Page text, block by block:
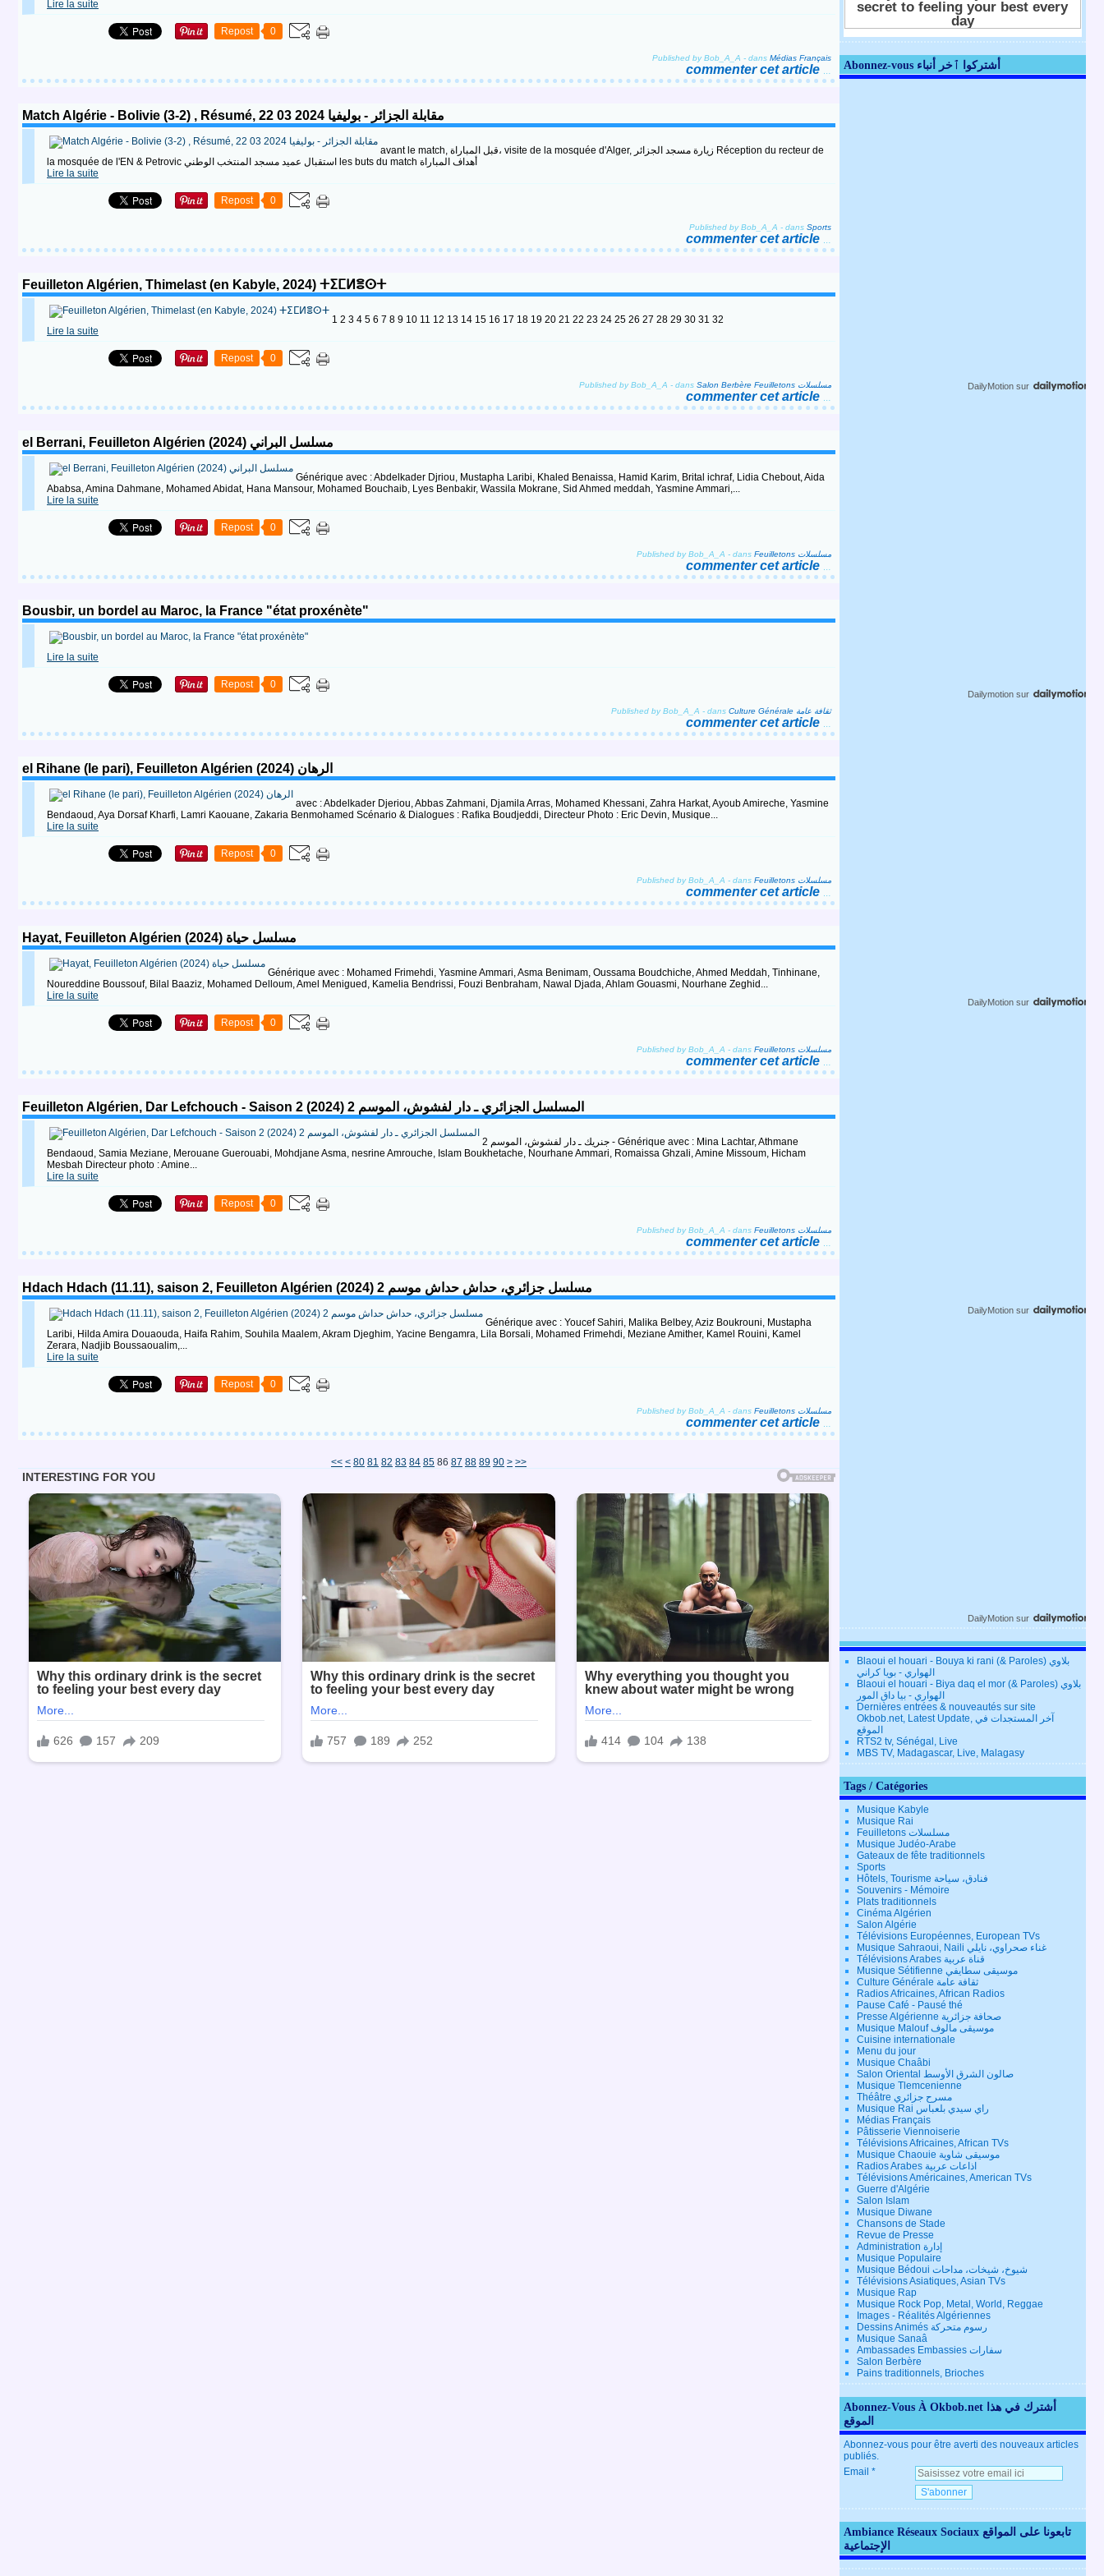
Lire la suite
Repost 0
Published by Bob_A_A - dans Médias Français
commenter cet article
Match Algérie - Bolivie (3-2) , Résumé, 22 03 2024 مقابلة الجزائر - بوليفيا
avant le match, قبل المباراة، visite de la mosquée d'Alger, زيارة مسجد الجزائر Réception du recteur de
la mosquée de l'EN & Petrovic استقبال عميد مسجد المنتخب الوطني les buts du match أهداف المباراة
Lire la suite
Repost 0
Published by Bob_A_A - dans Sports
commenter cet article
Feuilleton Algérien, Thimelast (en Kabyle, 2024) ⵜⵉⵎⵍⴻⵙⵜ
1 2 3 4 5 6 7 8 9 10 11 12 13 14 15 16 17 18 19 20 21 22 23 24 25 26 27 28 29 30 31 32
Lire la suite
Repost 0
Published by Bob_A_A - dans Salon Berbère Feuilletons مسلسلات
commenter cet article
el Berrani, Feuilleton Algérien (2024) مسلسل البراني
Générique avec : Abdelkader Djriou, Mustapha Laribi, Khaled Benaissa, Hamid Karim, Brital ichraf, Lidia Chebout, Aida
Ababsa, Amina Dahmane, Mohamed Abidat, Hana Mansour, Mohamed Bouchaib, Lyes Benbakir, Wassila Mokrane, Sid Ahmed meddah, Yasmine Ammari,...
Lire la suite
Repost 0
Published by Bob_A_A - dans Feuilletons مسلسلات
commenter cet article
Bousbir, un bordel au Maroc, la France "état proxénète"
Lire la suite
Repost 0
Published by Bob_A_A - dans Culture Générale ثقافة عامة
commenter cet article
el Rihane (le pari), Feuilleton Algérien (2024) الرهان
avec : Abdelkader Djeriou, Abbas Zahmani, Djamila Arras, Mohamed Khessani, Zahra Harkat, Ayoub Amireche, Yasmine
Bendaoud, Aya Dorsaf Kharfi, Lamri Kaouane, Zakaria Benmohamed Scénario & Dialogues : Rafika Boudjeddi, Directeur Photo : Eric Devin, Musique...
Lire la suite
Repost 0
Published by Bob_A_A - dans Feuilletons مسلسلات
commenter cet article
Hayat, Feuilleton Algérien (2024) مسلسل حياة
Générique avec : Mohamed Frimehdi, Yasmine Ammari, Asma Benimam, Oussama Boudchiche, Ahmed Meddah, Tinhinane,
Noureddine Boussouf, Bilal Baaziz, Mohamed Delloum, Amel Menigued, Kamelia Bendrissi, Fouzi Benbraham, Nawal Djada, Ahlam Gouasmi, Nourhane Zeghid...
Lire la suite
Repost 0
Published by Bob_A_A - dans Feuilletons مسلسلات
commenter cet article
Feuilleton Algérien, Dar Lefchouch - Saison 2 (2024) المسلسل الجزائري ـ دار لفشوش، الموسم 2
جنريك ـ دار لفشوش، الموسم 2 - Générique avec : Mina Lachtar, Athmane
Bendaoud, Samia Meziane, Merouane Guerouabi, Mohdjane Asma, nesrine Amrouche, Islam Boukhetache, Nourhane Ammari, Romaissa Ghzali, Amine Missoum, Hicham
Mesbah Directeur photo : Amine...
Lire la suite
Repost 0
Published by Bob_A_A - dans Feuilletons مسلسلات
commenter cet article
Hdach Hdach (11.11), saison 2, Feuilleton Algérien (2024) مسلسل جزائري، حداش حداش موسم 2
Générique avec : Youcef Sahiri, Malika Belbey, Aziz Boukrouni, Mustapha
Laribi, Hilda Amira Douaouda, Haifa Rahim, Souhila Maalem, Akram Djeghim, Yacine Bengamra, Lila Borsali, Mohamed Frimehdi, Meziane Amither, Kamel Rouini, Kamel
Zerara, Nadjib Boussaoualim,...
Lire la suite
Repost 0
Published by Bob_A_A - dans Feuilletons مسلسلات
commenter cet article
<< < 10
20
30
40
50
60
70
80 81 82 83 84 85 86 87 88 89 90 100
200
300
400
500
600
700
800
900
1000
1100
1200
> >>
Abonnez-vous أشتركوا ٱخر أنباء
DailyMotion sur
Dailymotion sur
DailyMotion sur
DailyMotion sur
DailyMotion sur
Blaoui el houari - Bouya ki rani (& Paroles) بلاوي
الهواري - بويا كراني
Blaoui el houari - Biya daq el mor (& Paroles) بلاوي
الهواري - بيا داق المور
Dernières entrées & nouveautés sur site
Okbob.net, Latest Update, آخر المستجدات في
الموقع
RTS2 tv, Sénégal, Live
MBS TV, Madagascar, Live, Malagasy
Tags / Catégories
Musique Kabyle
Musique Rai
Feuilletons مسلسلات
Musique Judéo-Arabe
Gateaux de fête traditionnels
Sports
Hôtels, Tourisme فنادق، سياحة
Souvenirs - Mémoire
Plats traditionnels
Cinéma Algérien
Salon Algérie
Télévisions Européennes, European TVs
Musique Sahraoui, Naili غناء صحراوي، نايلي
Télévisions Arabes قناة عربية
Musique Sétifienne موسيقى سطايفي
Culture Générale ثقافة عامة
Radios Africaines, African Radios
Pause Café - Pausé thé
Presse Algérienne صحافة جزائرية
Musique Malouf موسيقى مالوف
Cuisine internationale
Menu du jour
Musique Chaâbi
Salon Oriental صالون الشرق الأوسط
Musique Tlemcenienne
Théâtre مسرح جزائري
Musique Rai راي سيدي بلعباس
Médias Français
Pâtisserie Viennoiserie
Télévisions Africaines, African TVs
Musique Chaouie موسيقى شاوية
Radios Arabes اذاعات عربية
Télévisions Américaines, American TVs
Guerre d'Algérie
Salon Islam
Musique Diwane
Chansons de Stade
Revue de Presse
Administration إدارة
Musique Populaire
Musique Bédoui شيوخ، شيخات، مداحات
Télévisions Asiatiques, Asian TVs
Musique Rap
Musique Rock Pop, Metal, World, Reggae
Images - Réalités Algériennes
Dessins Animés رسوم متحركة
Musique Sanaâ
Ambassades Embassies سفارات
Salon Berbère
Pains traditionnels, Brioches
Abonnez-Vous À Okbob.net أشترك في هذا
الموقع
Abonnez-vous pour être averti des nouveaux articles
publiés.
Email
Ambiance Réseaux Sociaux تابعونا على المواقع
الإجتماعية